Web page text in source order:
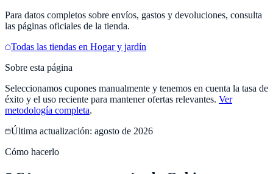
Para datos completos sobre envíos, gastos y devoluciones, consulta
las páginas oficiales de la tienda.
Todas las tiendas en Hogar y jardín
Sobre esta página
Seleccionamos cupones manualmente y tenemos en cuenta la tasa de
éxito y el uso reciente para mantener ofertas relevantes. Ver
metodología completa.
Última actualización: agosto de 2026
Cómo hacerlo